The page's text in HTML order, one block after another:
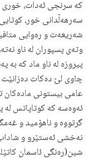
كە سرنجی ئەدات، خوری
سەرهەڵدانی خور،
شەریعەت و رەوایی
وتەی پسپوران لە ناو
پیروزە لە ناو ماد كە بە
چاوی لێ دەكات دەزانێت
عامی بیستونی مادەكان
ئەوەسە كە كوتاپاتس
گرتووە و ناهۆمید و
نەخشی ئەستێرو و
شین(رەنگی ئاسمان